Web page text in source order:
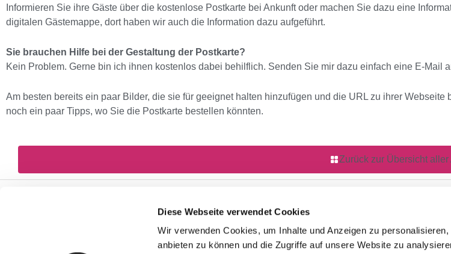
Diese Webseite verwendet Cookies
Wir verwenden Cookies, um Inhalte und Anzeigen zu
anbieten zu können und die Zugriffe auf unsere Website zu
Informieren Sie ihre Gäste über die kostenlose Postkarte bei Ankunft oder machen Sie dazu eine
digitalen Gästemappe, dort haben wir auch die Information dazu aufgeführt.
Sie brauchen Hilfe bei der Gestaltung der Postkarte?
Kein Problem. Gerne bin ich ihnen kostenlos dabei behilflich. Senden Sie mir dazu einfach eine E-Mail
Am besten bereits ein paar Bilder, die sie für geeignet halten hinzufügen und die URL zu ihrer
noch ein paar Tipps, wo Sie die Postkarte bestellen könnten.
Zurück zur Übersicht aller
Information / Links